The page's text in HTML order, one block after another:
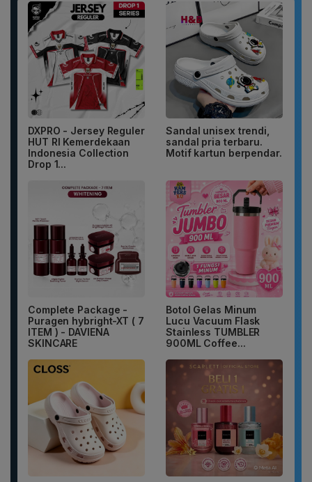
DXPRO - Jersey Reguler
HUT RI Kemerdekaan
Indonesia Collection
Drop 1...
Sandal unisex trendi,
sandal pria terbaru.
Motif kartun berpendar.
Complete Package -
Puragen hybright-XT ( 7
ITEM ) - DAVIENA
SKINCARE
Botol Gelas Minum
Lucu Vacuum Flask
Stainless TUMBLER
900ML Coffee...